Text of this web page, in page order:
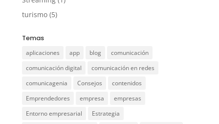
turismo(5)
Temas
aplicaciones app blog
comunicación
comunicación digital
comunicación en redes
comunicagenia
Consejos
contenidos
Emprendedores
empresa
empresas
Entorno empresarial
Estrategia